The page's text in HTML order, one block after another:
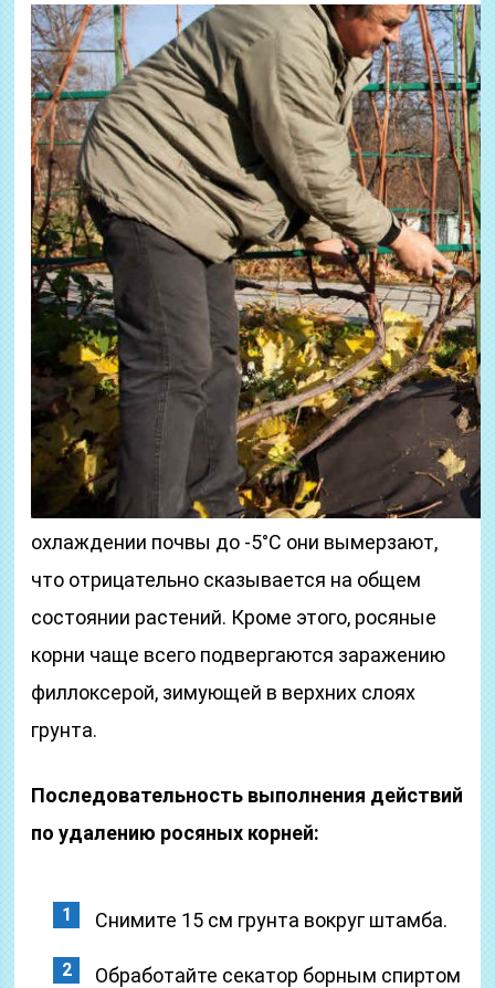
охлаждении почвы до -5°С они вымерзают,
что отрицательно сказывается на общем
состоянии растений. Кроме этого, росяные
корни чаще всего подвергаются заражению
филлоксерой, зимующей в верхних слоях
грунта.
Последовательность выполнения действий
по удалению росяных корней:
Снимите 15 см грунта вокруг штамба.
Обработайте секатор борным спиртом